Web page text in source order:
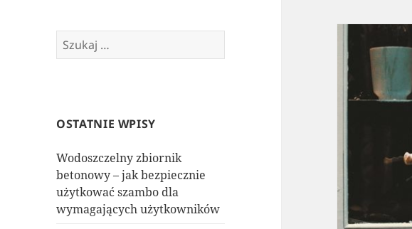
Szukaj:
OSTATNIE WPISY
Wodoszczelny zbiornik
betonowy – jak bezpiecznie
użytkować szambo dla
wymagających użytkowników